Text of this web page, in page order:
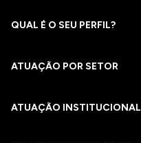
QUAL É O SEU PERFIL?
ATUAÇÃO POR SETOR
ATUAÇÃO INSTITUCIONAL